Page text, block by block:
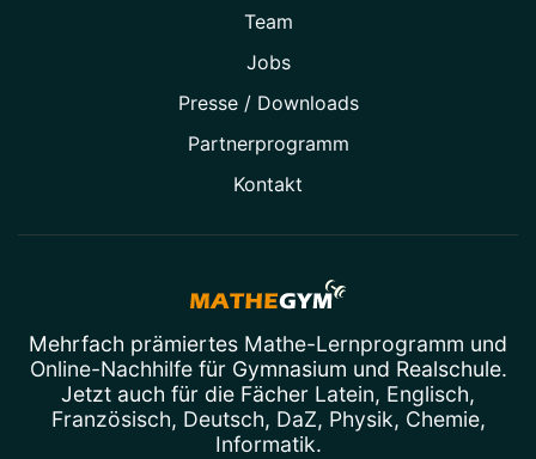
Team
Jobs
Presse / Downloads
Partner­programm
Kontakt
Mehrfach prämiertes Mathe-Lernprogramm und
Online-Nachhilfefür Gymnasium und Realschule.
Jetzt auch für die Fächer Latein, Englisch,
Französisch, Deutsch, DaZ, Physik, Chemie,
Informatik.